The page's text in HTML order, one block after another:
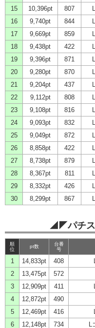
15
10,396pt 807
16
9,740pt 844
17
9,669pt 859
18
9,438pt 422
19
9,396pt 871
20
9,280pt 870
21
9,204pt 437
22
9,112pt 808
23
9,108pt 816
24
9,093pt 832
25
9,049pt 872
26
8,858pt 422
27
8,738pt 879
28
8,367pt 811
29
8,332pt 426
30
8,299pt 867
◢◤パチ
順
位
pt数
台番
号
1 14,833pt 408
2
13,475pt 572
3
12,909pt 411
4
12,872pt 490
5
12,469pt 416
6
12,148pt 734